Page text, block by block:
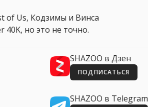
of Us, Кодзимы и Винса
40K, но это не точно.
SHAZOO в Дзен
ПОДПИСАТЬСЯ
SHAZOO в Telegram